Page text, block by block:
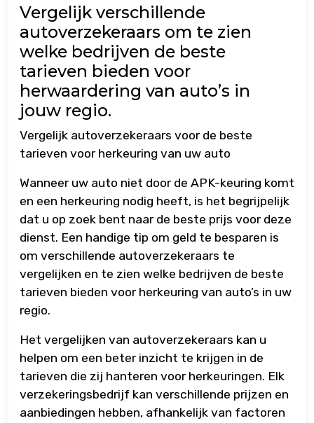
Vergelijk verschillende
autoverzekeraars om te zien
welke bedrijven de beste
tarieven bieden voor
herwaardering van auto’s in
jouw regio.
Vergelijk autoverzekeraars voor de beste
tarieven voor herkeuring van uw auto
Wanneer uw auto niet door de APK-keuring komt
en een herkeuring nodig heeft, is het begrijpelijk
dat u op zoek bent naar de beste prijs voor deze
dienst. Een handige tip om geld te besparen is
om verschillende autoverzekeraars te
vergelijken en te zien welke bedrijven de beste
tarieven bieden voor herkeuring van auto’s in uw
regio.
Het vergelijken van autoverzekeraars kan u
helpen om een beter inzicht te krijgen in de
tarieven die zij hanteren voor herkeuringen. Elk
verzekeringsbedrijf kan verschillende prijzen en
aanbiedingen hebben, afhankelijk van factoren